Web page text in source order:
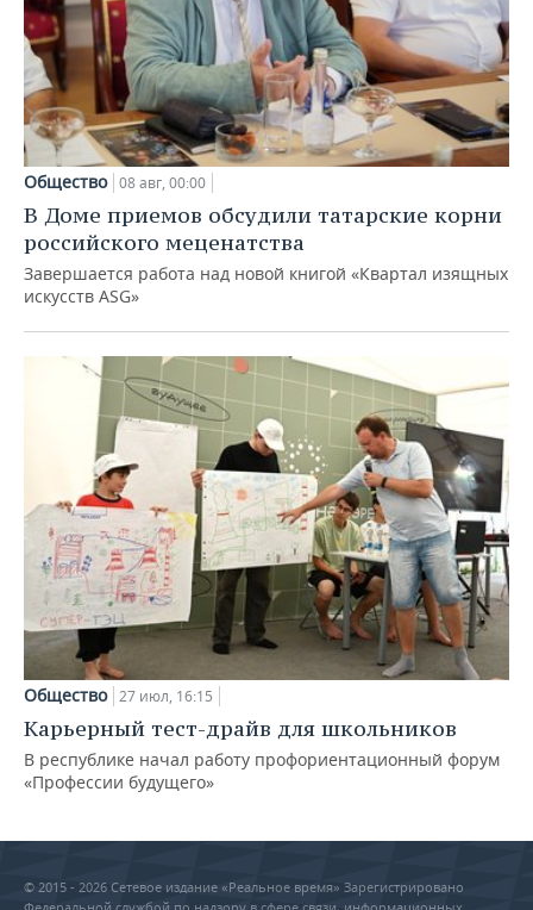
Общество 08 авг, 00:00
В Доме приемов обсудили татарские корни
российского меценатства
Завершается работа над новой книгой «Квартал изящных
искусств ASG»
Общество 27 июл, 16:15
Карьерный тест-драйв для школьников
В республике начал работу профориентационный форум
«Профессии будущего»
© 2015 - 2026 Сетевое издание «Реальное время» Зарегистрировано